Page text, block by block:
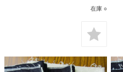
在庫 ○